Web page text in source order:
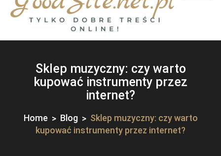
GoodSite.net.pl
Tylko dobre treści online!
Sklep muzyczny: czy warto
kupować instrumenty przez
internet?
Home Blog
Sklep muzyczny: czy warto
kupować instrumenty przez internet?